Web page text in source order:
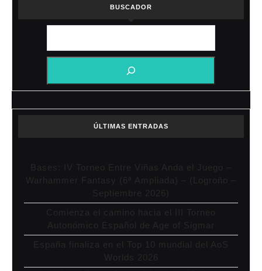
BUSCADOR
ÚLTIMAS ENTRADAS
Bases: IV Torneo Entre Viñas Anda el Juego –
Warhammer Fantasy (6ª Ampliada) – (Logroño –
Septiembre 2026)
Comienza el camino hacia el III Torneo
Autonómico Español de Age of Sigmar
España finaliza en el Top 10 mundial del AoS
Worlds 2026